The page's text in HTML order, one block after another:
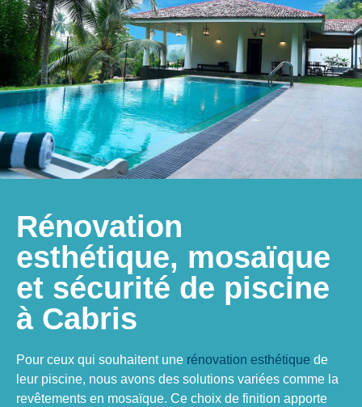
Rénovation
esthétique, mosaïque
et sécurité de piscine
à Cabris
Pour ceux qui souhaitent une rénovation esthétique de
leur piscine, nous avons des solutions variées comme la
revêtements en mosaïque. Ce choix de finition apporte